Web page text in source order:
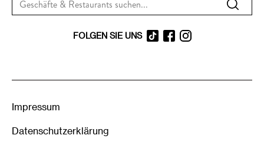
Presse
FOLGEN SIE UNS
Impressum
Datenschutzerklärung